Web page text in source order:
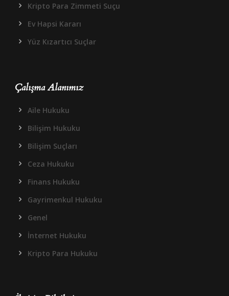
Kripto Para Zimmeti Suçu
Ev Hapsi Kararı
Yüz Kızartıcı Suçlar
Çalışma Alanımız
Aile Hukuku
Bilişim Hukuku
Bilişim Suçları
Ceza Hukuku
Finans Hukuku
Gayrimenkul Hukuku
Genel
İnternet Hukuku
Kripto Para Hukuku